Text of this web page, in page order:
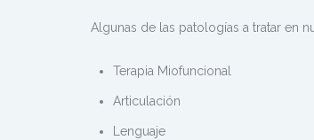
Algunas de las patologías a tratar en
Terapia Miofuncional
Articulación
Lenguaje